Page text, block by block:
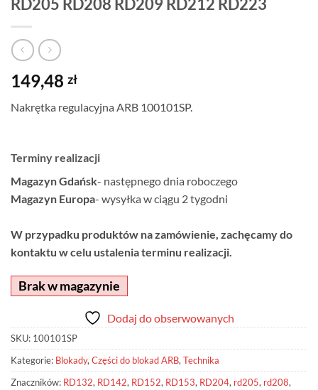
149,48 zł
Nakrętka regulacyjna ARB 100101SP.
Terminy realizacji
Magazyn Gdańsk- następnego dnia roboczego
Magazyn Europa- wysyłka w ciągu 2 tygodni
W przypadku produktów na zamówienie, zachęcamy do
kontaktu w celu ustalenia terminu realizacji.
Brak w magazynie
Dodaj do obserwowanych
SKU: 100101SP
Kategorie: Blokady, Części do blokad ARB, Technika
Znaczników: RD132, RD142, RD152, RD153, RD204, rd205, rd208,